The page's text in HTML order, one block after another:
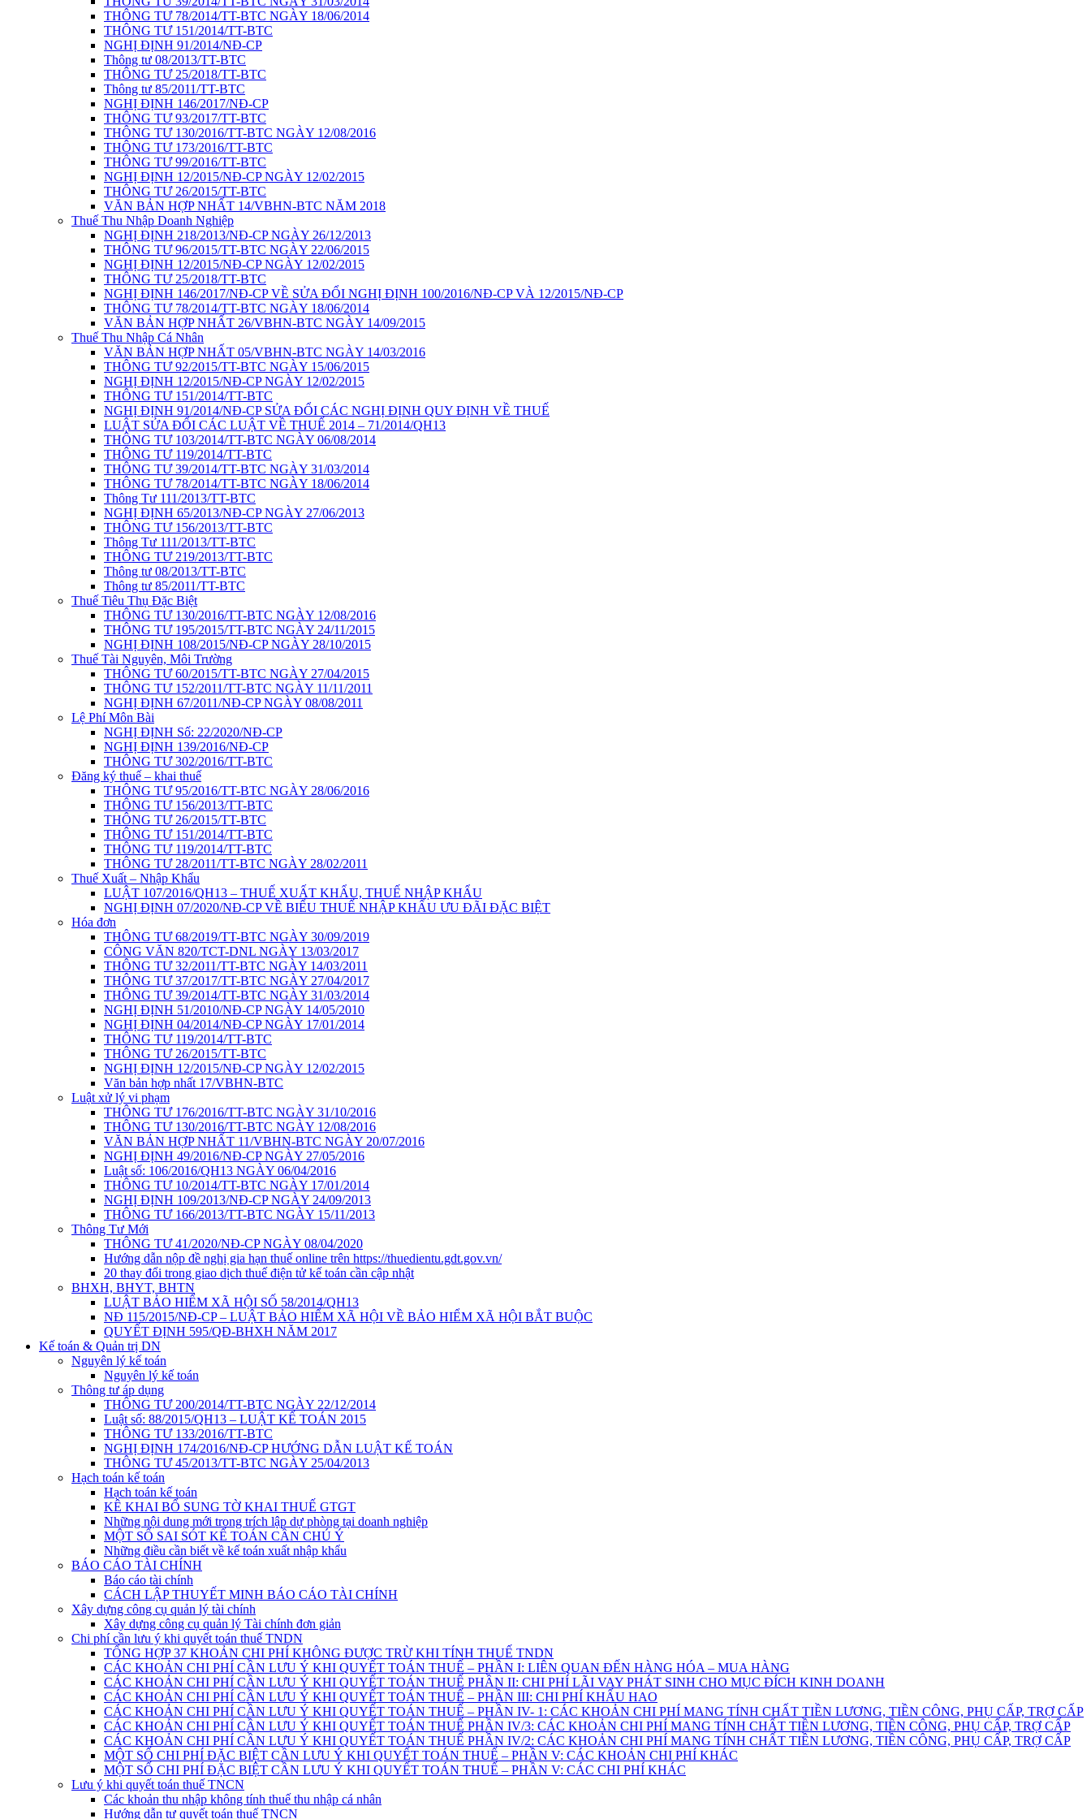
THÔNG TƯ 78/2014/TT-BTC NGÀY 18/06/2014
THÔNG TƯ 151/2014/TT-BTC
NGHỊ ĐỊNH 91/2014/NĐ-CP
Thông tư 08/2013/TT-BTC
THÔNG TƯ 25/2018/TT-BTC
Thông tư 85/2011/TT-BTC
NGHỊ ĐỊNH 146/2017/NĐ-CP
THÔNG TƯ 93/2017/TT-BTC
THÔNG TƯ 130/2016/TT-BTC NGÀY 12/08/2016
THÔNG TƯ 173/2016/TT-BTC
THÔNG TƯ 99/2016/TT-BTC
NGHỊ ĐỊNH 12/2015/NĐ-CP NGÀY 12/02/2015
THÔNG TƯ 26/2015/TT-BTC
VĂN BẢN HỢP NHẤT 14/VBHN-BTC NĂM 2018
Thuế Thu Nhập Doanh Nghiệp
NGHỊ ĐỊNH 218/2013/NĐ-CP NGÀY 26/12/2013
THÔNG TƯ 96/2015/TT-BTC NGÀY 22/06/2015
NGHỊ ĐỊNH 12/2015/NĐ-CP NGÀY 12/02/2015
THÔNG TƯ 25/2018/TT-BTC
NGHỊ ĐỊNH 146/2017/NĐ-CP VỀ SỬA ĐỔI NGHỊ ĐỊNH 100/2016/NĐ-CP VÀ 12/2015/NĐ-CP
THÔNG TƯ 78/2014/TT-BTC NGÀY 18/06/2014
VĂN BẢN HỢP NHẤT 26/VBHN-BTC NGÀY 14/09/2015
Thuế Thu Nhập Cá Nhân
VĂN BẢN HỢP NHẤT 05/VBHN-BTC NGÀY 14/03/2016
THÔNG TƯ 92/2015/TT-BTC NGÀY 15/06/2015
NGHỊ ĐỊNH 12/2015/NĐ-CP NGÀY 12/02/2015
THÔNG TƯ 151/2014/TT-BTC
NGHỊ ĐỊNH 91/2014/NĐ-CP SỬA ĐỔI CÁC NGHỊ ĐỊNH QUY ĐỊNH VỀ THUẾ
LUẬT SỬA ĐỔI CÁC LUẬT VỀ THUẾ 2014 – 71/2014/QH13
THÔNG TƯ 103/2014/TT-BTC NGÀY 06/08/2014
THÔNG TƯ 119/2014/TT-BTC
THÔNG TƯ 39/2014/TT-BTC NGÀY 31/03/2014
THÔNG TƯ 78/2014/TT-BTC NGÀY 18/06/2014
Thông Tư 111/2013/TT-BTC
NGHỊ ĐỊNH 65/2013/NĐ-CP NGÀY 27/06/2013
THÔNG TƯ 156/2013/TT-BTC
Thông Tư 111/2013/TT-BTC
THÔNG TƯ 219/2013/TT-BTC
Thông tư 08/2013/TT-BTC
Thông tư 85/2011/TT-BTC
Thuế Tiêu Thụ Đặc Biệt
THÔNG TƯ 130/2016/TT-BTC NGÀY 12/08/2016
THÔNG TƯ 195/2015/TT-BTC NGÀY 24/11/2015
NGHỊ ĐỊNH 108/2015/NĐ-CP NGÀY 28/10/2015
Thuế Tài Nguyên, Môi Trường
THÔNG TƯ 60/2015/TT-BTC NGÀY 27/04/2015
THÔNG TƯ 152/2011/TT-BTC NGÀY 11/11/2011
NGHỊ ĐỊNH 67/2011/NĐ-CP NGÀY 08/08/2011
Lệ Phí Môn Bài
NGHỊ ĐỊNH Số: 22/2020/NĐ-CP
NGHỊ ĐỊNH 139/2016/NĐ-CP
THÔNG TƯ 302/2016/TT-BTC
Đăng ký thuế – khai thuế
THÔNG TƯ 95/2016/TT-BTC NGÀY 28/06/2016
THÔNG TƯ 156/2013/TT-BTC
THÔNG TƯ 26/2015/TT-BTC
THÔNG TƯ 151/2014/TT-BTC
THÔNG TƯ 119/2014/TT-BTC
THÔNG TƯ 28/2011/TT-BTC NGÀY 28/02/2011
Thuế Xuất – Nhập Khẩu
LUẬT 107/2016/QH13 – THUẾ XUẤT KHẨU, THUẾ NHẬP KHẨU
NGHỊ ĐỊNH 07/2020/NĐ-CP VỀ BIỂU THUẾ NHẬP KHẨU ƯU ĐÃI ĐẶC BIỆT
Hóa đơn
THÔNG TƯ 68/2019/TT-BTC NGÀY 30/09/2019
CÔNG VĂN 820/TCT-DNL NGÀY 13/03/2017
THÔNG TƯ 32/2011/TT-BTC NGÀY 14/03/2011
THÔNG TƯ 37/2017/TT-BTC NGÀY 27/04/2017
THÔNG TƯ 39/2014/TT-BTC NGÀY 31/03/2014
NGHỊ ĐỊNH 51/2010/NĐ-CP NGÀY 14/05/2010
NGHỊ ĐỊNH 04/2014/NĐ-CP NGÀY 17/01/2014
THÔNG TƯ 119/2014/TT-BTC
THÔNG TƯ 26/2015/TT-BTC
NGHỊ ĐỊNH 12/2015/NĐ-CP NGÀY 12/02/2015
Văn bản hợp nhất 17/VBHN-BTC
Luật xử lý vi phạm
THÔNG TƯ 176/2016/TT-BTC NGÀY 31/10/2016
THÔNG TƯ 130/2016/TT-BTC NGÀY 12/08/2016
VĂN BẢN HỢP NHẤT 11/VBHN-BTC NGÀY 20/07/2016
NGHỊ ĐỊNH 49/2016/NĐ-CP NGÀY 27/05/2016
Luật số: 106/2016/QH13 NGÀY 06/04/2016
THÔNG TƯ 10/2014/TT-BTC NGÀY 17/01/2014
NGHỊ ĐỊNH 109/2013/NĐ-CP NGÀY 24/09/2013
THÔNG TƯ 166/2013/TT-BTC NGÀY 15/11/2013
Thông Tư Mới
THÔNG TƯ 41/2020/NĐ-CP NGÀY 08/04/2020
Hướng dẫn nộp đề nghị gia hạn thuế online trên https://thuedientu.gdt.gov.vn/
20 thay đổi trong giao dịch thuế điện tử kế toán cần cập nhật
BHXH, BHYT, BHTN
LUẬT BẢO HIỂM XÃ HỘI SỐ 58/2014/QH13
NĐ 115/2015/NĐ-CP – LUẬT BẢO HIỂM XÃ HỘI VỀ BẢO HIỂM XÃ HỘI BẮT BUỘC
QUYẾT ĐỊNH 595/QĐ-BHXH NĂM 2017
Kế toán & Quản trị DN
Nguyên lý kế toán
Nguyên lý kế toán
Thông tư áp dụng
THÔNG TƯ 200/2014/TT-BTC NGÀY 22/12/2014
Luật số: 88/2015/QH13 – LUẬT KẾ TOÁN 2015
THÔNG TƯ 133/2016/TT-BTC
NGHỊ ĐỊNH 174/2016/NĐ-CP HƯỚNG DẪN LUẬT KẾ TOÁN
THÔNG TƯ 45/2013/TT-BTC NGÀY 25/04/2013
Hạch toán kế toán
Hạch toán kế toán
KÊ KHAI BỔ SUNG TỜ KHAI THUẾ GTGT
Những nội dung mới trong trích lập dự phòng tại doanh nghiệp
MỘT SỐ SAI SÓT KẾ TOÁN CẦN CHÚ Ý
Những điều cần biết về kế toán xuất nhập khẩu
BÁO CÁO TÀI CHÍNH
Báo cáo tài chính
CÁCH LẬP THUYẾT MINH BÁO CÁO TÀI CHÍNH
Xây dựng công cụ quản lý tài chính
Xây dựng công cụ quản lý Tài chính đơn giản
Chi phí cần lưu ý khi quyết toán thuế TNDN
TỔNG HỢP 37 KHOẢN CHI PHÍ KHÔNG ĐƯỢC TRỪ KHI TÍNH THUẾ TNDN
CÁC KHOẢN CHI PHÍ CẦN LƯU Ý KHI QUYẾT TOÁN THUẾ – PHẦN I: LIÊN QUAN ĐẾN HÀNG HÓA – MUA HÀNG
CÁC KHOẢN CHI PHÍ CẦN LƯU Ý KHI QUYẾT TOÁN THUẾ PHẦN II: CHI PHÍ LÃI VAY PHÁT SINH CHO MỤC ĐÍCH KINH DOANH
CÁC KHOẢN CHI PHÍ CẦN LƯU Ý KHI QUYẾT TOÁN THUẾ – PHẦN III: CHI PHÍ KHẤU HAO
CÁC KHOẢN CHI PHÍ CẦN LƯU Ý KHI QUYẾT TOÁN THUẾ – PHẦN IV- 1: CÁC KHOẢN CHI PHÍ MANG TÍNH CHẤT TIỀN LƯƠNG, TIỀN CÔNG, PHỤ CẤP, TRỢ CẤP
CÁC KHOẢN CHI PHÍ CẦN LƯU Ý KHI QUYẾT TOÁN THUẾ PHẦN IV/3: CÁC KHOẢN CHI PHÍ MANG TÍNH CHẤT TIỀN LƯƠNG, TIỀN CÔNG, PHỤ CẤP, TRỢ CẤP
CÁC KHOẢN CHI PHÍ CẦN LƯU Ý KHI QUYẾT TOÁN THUẾ PHẦN IV/2: CÁC KHOẢN CHI PHÍ MANG TÍNH CHẤT TIỀN LƯƠNG, TIỀN CÔNG, PHỤ CẤP, TRỢ CẤP
MỘT SỐ CHI PHÍ ĐẶC BIỆT CẦN LƯU Ý KHI QUYẾT TOÁN THUẾ – PHẦN V: CÁC KHOẢN CHI PHÍ KHÁC
MỘT SỐ CHI PHÍ ĐẶC BIỆT CẦN LƯU Ý KHI QUYẾT TOÁN THUẾ – PHẦN V: CÁC CHI PHÍ KHÁC
Lưu ý khi quyết toán thuế TNCN
Các khoản thu nhập không tính thuế thu nhập cá nhân
Hướng dẫn tự quyết toán thuế TNCN